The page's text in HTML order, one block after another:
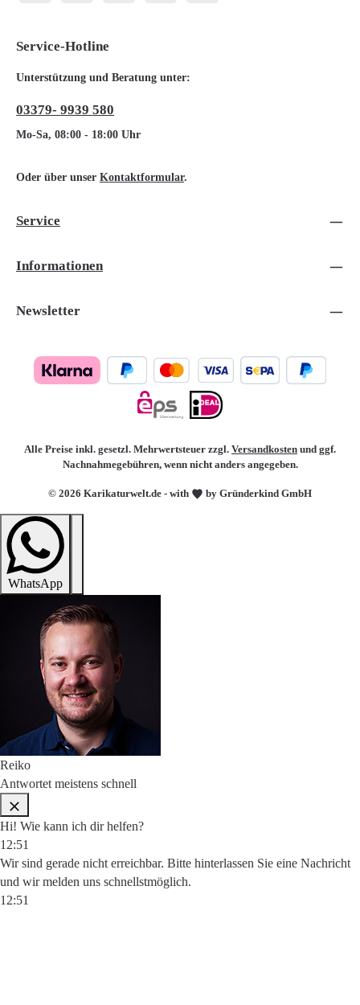
Service-Hotline
Unterstützung und Beratung unter:
03379- 9939 580
Mo-Sa, 08:00 - 18:00 Uhr
Oder über unser Kontaktformular.
Service
Informationen
Newsletter
© 2026 Karikaturwelt.de - with by Gründerkind GmbH
Alle Preise inkl. gesetzl. Mehrwertsteuer zzgl. Versandkosten und ggf.
Nachnahmegebühren, wenn nicht anders angegeben.
WhatsApp
Reiko
Antwortet meistens schnell
Hi! Wie kann ich dir helfen?
12:51
Wir sind gerade nicht erreichbar. Bitte hinterlassen Sie eine Nachricht
und wir melden uns schnellstmöglich.
12:51